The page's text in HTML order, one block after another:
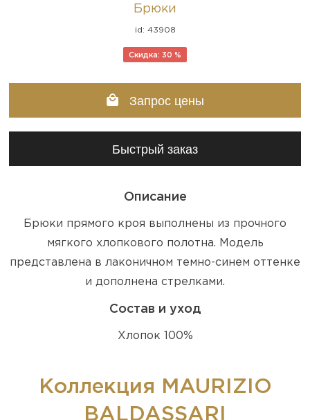
Брюки
id: 43908
Скидка: 30 %
Запрос цены
Быстрый заказ
Описание
Брюки прямого кроя выполнены из прочного
мягкого хлопкового полотна. Модель
представлена в лаконичном темно-синем оттенке
и дополнена стрелками.
Состав и уход
Хлопок 100%
Коллекция MAURIZIO
BALDASSARI